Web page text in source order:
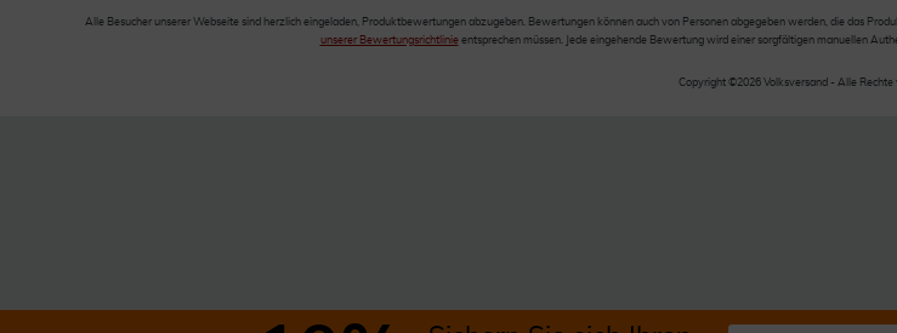
Alle Besucher unserer Webseite sind herzlich eingeladen, Produktbewertungen abzugeben. Bewertungen können auch von Personen abgegeben werden, die das
unserer Bewertungsrichtlinieentsprechen müssen. Jede eingehende Bewertung wird einer sorgfältigen manuellen
Copyright ©2026 Volksversand - Alle Rechte